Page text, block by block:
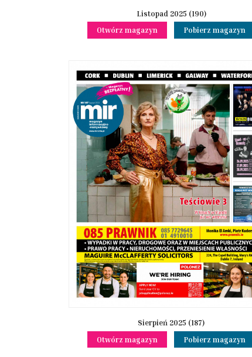
Listopad 2025 (190)
Otwórz magazyn
Pobierz magazyn
Sierpień 2025 (187)
Otwórz magazyn
Pobierz magazyn